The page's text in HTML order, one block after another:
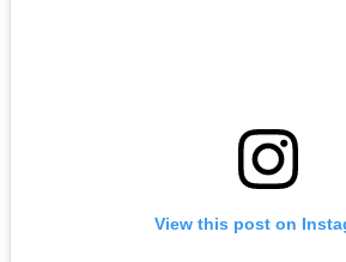
View this post on